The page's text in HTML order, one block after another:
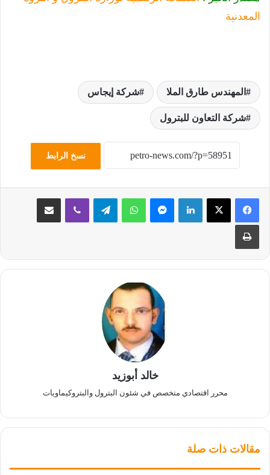
المعدنية
المهندس طارق الملا شركة إيجاس
شركة التعاون للبترول
نسخ الرابط
لينكدإن ماسنجر واتساب تيلقرام ڤايبر مشاركة عبر البريد
طباعة
خالد أبوزيد
محرر اقتصادي متخصص في شئون البترول والبتروكيماويات
مقالات ذات صلة